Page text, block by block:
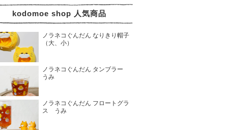
kodomoe shop 人気商品
ノラネコぐんだん なりきり帽子
（大、小）
ノラネコぐんだん タンブラー
うみ
ノラネコぐんだん フロートグラ
ス うみ